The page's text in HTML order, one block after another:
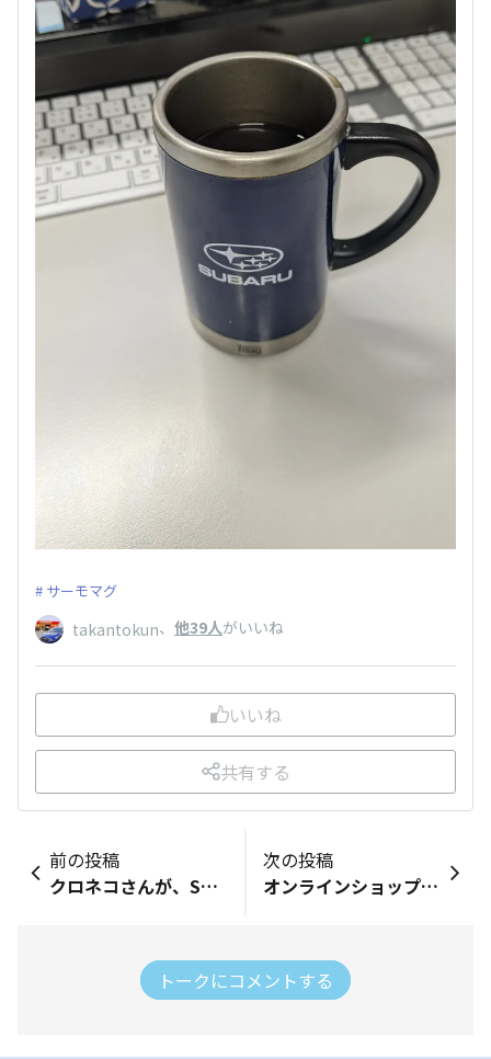
サーモマグ
takantokun、 他39人がいいね
いいね
共有する
前の投稿
クロネコさんが、SUBARUマークの入ったダンボールを持って来てくれました。SUBARU オンラインショップでSTIオリジナルパンツとSTIバスタオルを購入しました。
次の投稿
オンラインショップにてボトル型のティッシュケースとSTIベアを購入しました✨
トークにコメントする